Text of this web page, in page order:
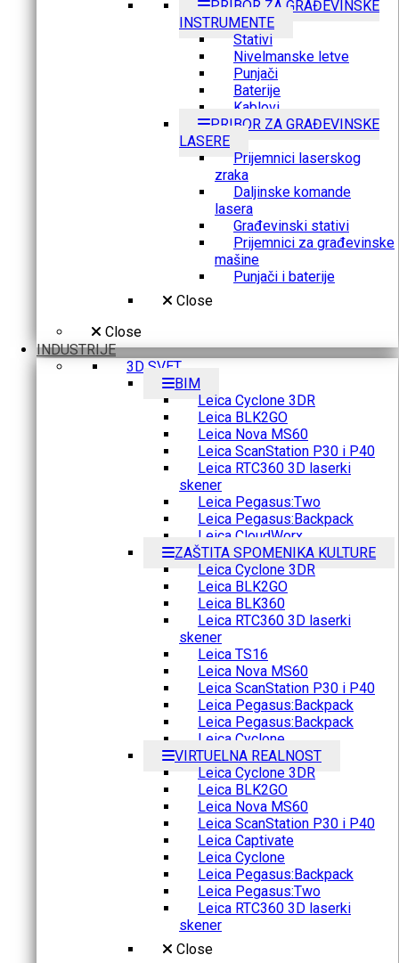
PRIBOR ZA GRAĐEVINSKE
INSTRUMENTE
Stativi
Nivelmanske letve
Punjači
Baterije
Kablovi
PRIBOR ZA GRAĐEVINSKE
LASERE
Prijemnici laserskog
zraka
Daljinske komande
lasera
Građevinski stativi
Prijemnici za građevinske
mašine
Punjači i baterije
Close
Close
INDUSTRIJE
3D SVET
BIM
Leica Cyclone 3DR
Leica BLK2GO
Leica Nova MS60
Leica ScanStation P30 i P40
Leica RTC360 3D laserki
skener
Leica Pegasus:Two
Leica Pegasus:Backpack
Leica CloudWorx
ZAŠTITA SPOMENIKA KULTURE
Leica Cyclone 3DR
Leica BLK2GO
Leica BLK360
Leica RTC360 3D laserki
skener
Leica TS16
Leica Nova MS60
Leica ScanStation P30 i P40
Leica Pegasus:Backpack
Leica Pegasus:Backpack
Leica Cyclone
VIRTUELNA REALNOST
Leica Cyclone 3DR
Leica BLK2GO
Leica Nova MS60
Leica ScanStation P30 i P40
Leica Captivate
Leica Cyclone
Leica Pegasus:Backpack
Leica Pegasus:Two
Leica RTC360 3D laserki
skener
Close